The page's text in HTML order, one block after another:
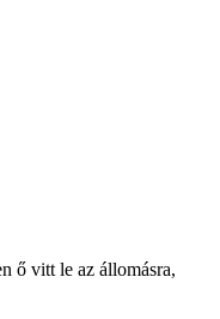
ő vitt le az állomásra,